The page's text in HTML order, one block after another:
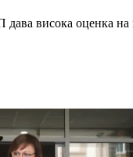
висока оценка на